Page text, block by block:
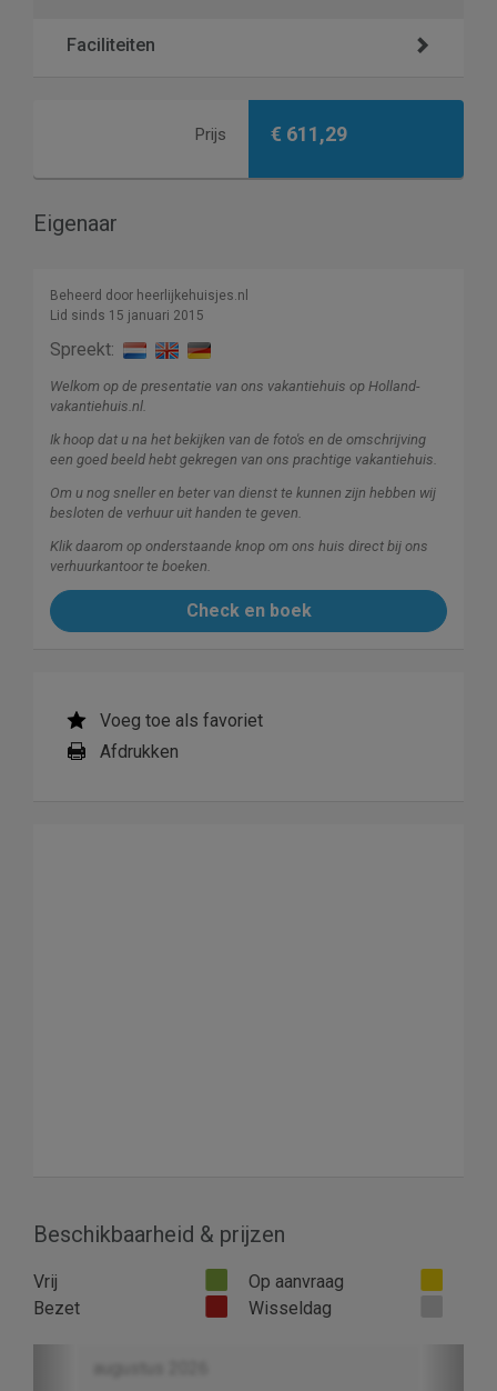
Faciliteiten
Prijs € 611,29
Eigenaar
Beheerd door heerlijkehuisjes.nl
Lid sinds 15 januari 2015
Spreekt:
Welkom op de presentatie van ons vakantiehuis op Holland-
vakantiehuis.nl.
Ik hoop dat u na het bekijken van de foto's en de omschrijving
een goed beeld hebt gekregen van ons prachtige vakantiehuis.
Om u nog sneller en beter van dienst te kunnen zijn hebben wij
besloten de verhuur uit handen te geven.
Klik daarom op onderstaande knop om ons huis direct bij ons
verhuurkantoor te boeken.
Check en boek
Voeg toe als favoriet
Afdrukken
Beschikbaarheid & prijzen
Vrij
Op aanvraag
Bezet
Wisseldag